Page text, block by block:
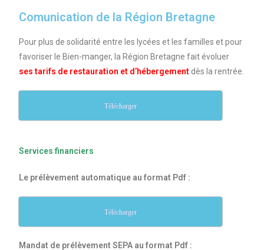
Comunication de la Région Bretagne
Pour plus de solidarité entre les lycées et les familles et pour
favoriser le Bien-manger, la Région Bretagne fait évoluer
ses tarifs de restauration et d’hébergement dès la rentrée.
Télécharger
Services financiers
Le prélèvement automatique au format Pdf :
Télécharger
Mandat de prélèvement SEPA au format Pdf :